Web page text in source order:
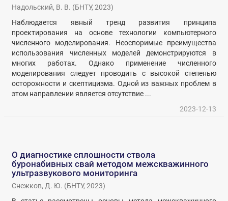
Надольский, В. В. (БНТУ,2023)
Наблюдается явный тренд развития принципа
проектирования на основе технологии компьютерного
численного моделирования. Неоспоримые преимущества
использования численных моделей демонстрируются в
многих работах. Однако применение численного
моделирования следует проводить с высокой степенью
осторожности и скептицизма. Одной из важных проблем в
этом направлении является отсутствие ...
2023-12-13
О диагностике сплошности ствола
буронабивных свай методом межскважинного
ультразвукового мониторинга
Снежков, Д. Ю. (БНТУ,2023)